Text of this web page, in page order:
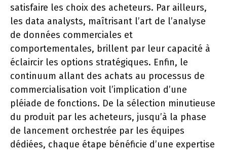
satisfaire les choix des acheteurs. Par ailleurs,
les data analysts, maîtrisant l’art de l’analyse
de données commerciales et
comportementales, brillent par leur capacité à
éclaircir les options stratégiques. Enfin, le
continuum allant des achats au processus de
commercialisation voit l’implication d’une
pléiade de fonctions. De la sélection minutieuse
du produit par les acheteurs, jusqu’à la phase
de lancement orchestrée par les équipes
dédiées, chaque étape bénéficie d’une expertise